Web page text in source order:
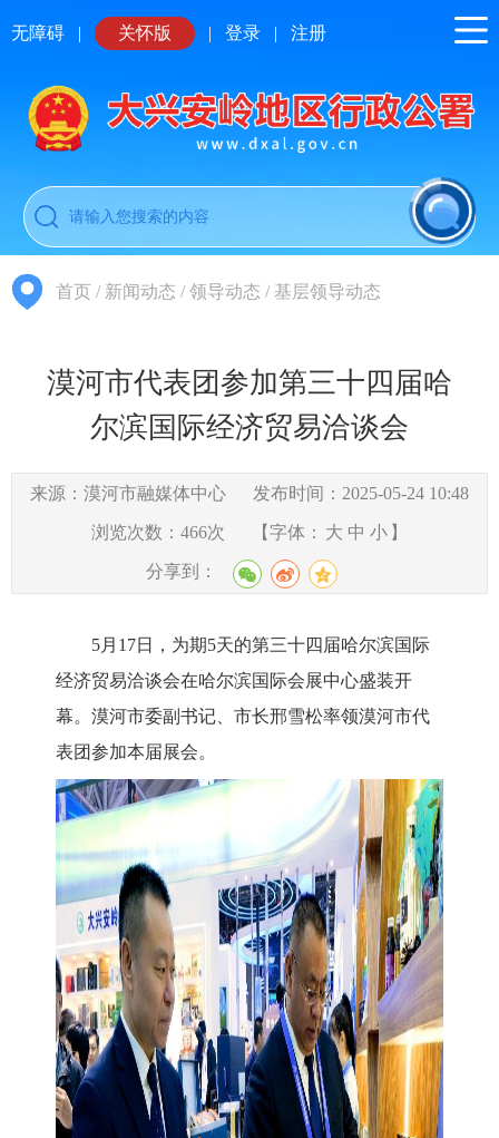
无障碍 | 关怀版 | 登录 | 注册
首页 / 新闻动态 /领导动态 / 基层领导动态
漠河市代表团参加第三十四届哈
尔滨国际经济贸易洽谈会
来源：漠河市融媒体中心 发布时间：2025-05-24 10:48
浏览次数： 466次 【字体： 大 中 小 】
分享到：
5月17日，为期5天的第三十四届哈尔滨国际
经济贸易洽谈会在哈尔滨国际会展中心盛装开
幕。漠河市委副书记、市长邢雪松率领漠河市代
表团参加本届展会。